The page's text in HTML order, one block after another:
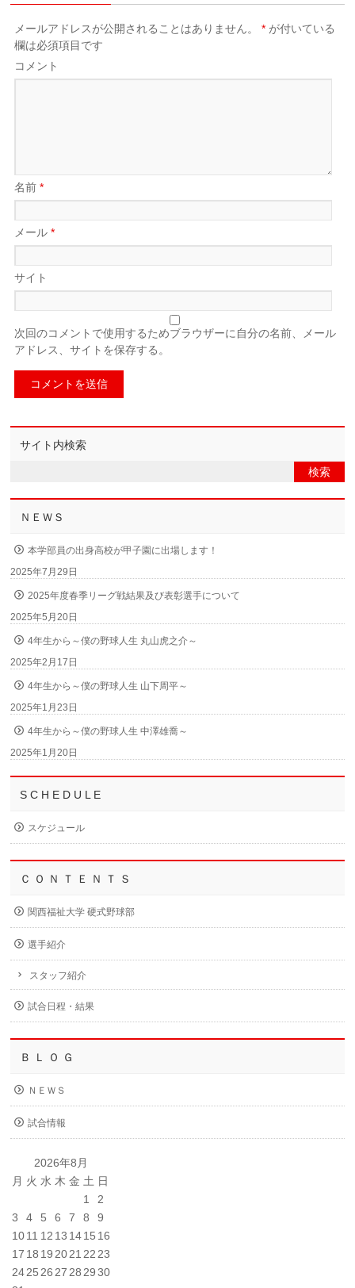
メールアドレスが公開されることはありません。 * が付いている
欄は必須項目です
コメント
名前*
メール*
サイト
次回のコメントで使用するためブラウザーに自分の名前、メール
アドレス、サイトを保存する。
サイト内検索
ＮＥＷＳ
本学部員の出身高校が甲子園に出場します！
2025年7月29日
2025年度春季リーグ戦結果及び表彰選手について
2025年5月20日
4年生から～僕の野球人生 丸山虎之介～
2025年2月17日
4年生から～僕の野球人生 山下周平～
2025年1月23日
4年生から～僕の野球人生 中澤雄喬～
2025年1月20日
S C H E D U L E
スケジュール
Ｃ Ｏ Ｎ Ｔ Ｅ Ｎ Ｔ Ｓ
関西福祉大学 硬式野球部
選手紹介
スタッフ紹介
試合日程・結果
Ｂ Ｌ Ｏ Ｇ
ＮＥＷＳ
試合情報
2026年8月
月 火 水 木 金 土 日
1
2
3
4 5 6 7 8
9
1011 12 13 1415 16
17 18 19 2021 22 23
2425 26 27 28 29 30